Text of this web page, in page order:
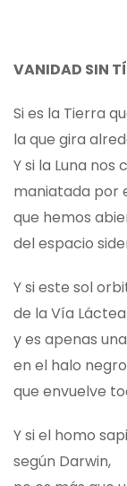
VANIDAD SIN
Si es la Tierra
la que gira
Y si la Luna nos
maniatada por
que hemos
del espacio
Y si este sol
de la Vía Láctea
y es apenas
en el halo
que envuelve
Y si el homo
según Darwin,